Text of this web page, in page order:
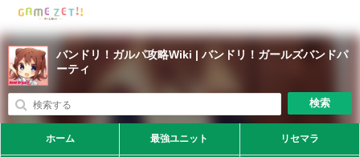
バンドリ！ガルパ攻略Wiki | バンドリ！ガールズバンドパ
ーティ
検索
ホーム 最強ユニット リセマラ